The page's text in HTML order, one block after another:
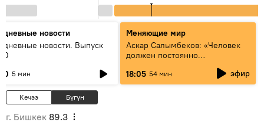
новости
новости. Выпуск
5 мин
Меняющие мир
Аскар Салымбеков: «Человек
должен постоянно
18:05 54 мин эфир
Кечээ Бүгүн
г. Бишкек 89.3